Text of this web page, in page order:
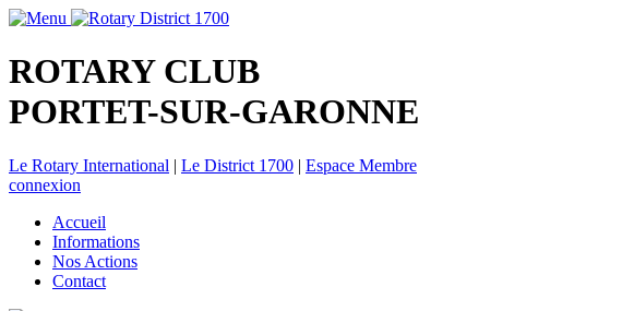
ROTARY CLUB
PORTET-SUR-GARONNE
Le Rotary International | Le District 1700 | Espace Membre
connexion
Accueil
Informations
Nos Actions
Contact